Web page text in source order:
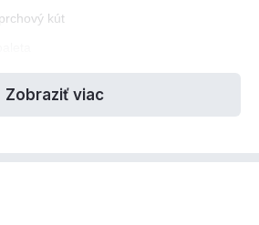
kút
Zobraziť viac